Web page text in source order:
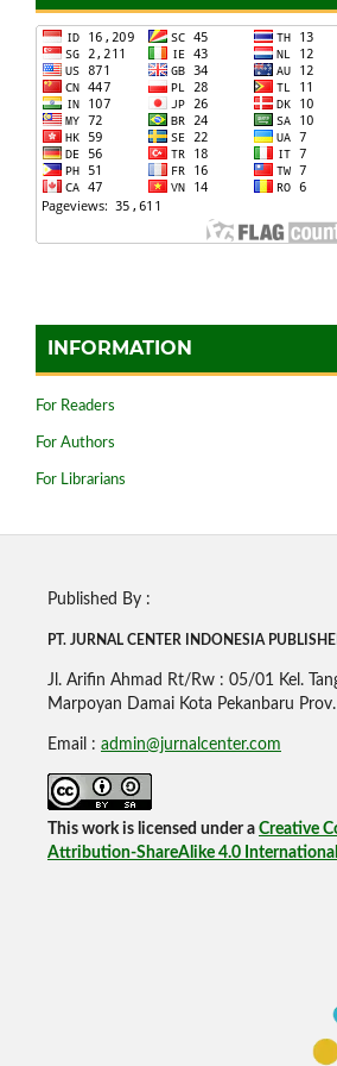
INFORMATION
For Readers
For Authors
For Librarians
Published By :
PT. JURNAL CENTER INDONESIA PUBLISHE
Jl. Arifin Ahmad Rt/Rw : 05/01 Kel.
Marpoyan Damai Kota Pekanbaru
Email : admin@jurnalcenter.com
This work is licensed under a Creative
Attribution-ShareAlike 4.0